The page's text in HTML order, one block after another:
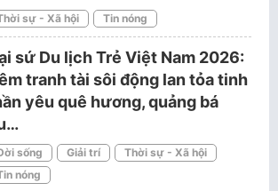
sự - Xã hội Tin nóng
sứ Du lịch Trẻ Việt Nam 2026:
tranh tài sôi động lan tỏa tinh
yêu quê hương, quảng bá
sống Giải trí
Thời sự - Xã hội
nóng